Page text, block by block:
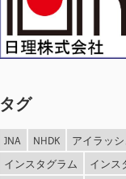
タグ
JNA NHDK アイラッシ
インスタグラム
インス